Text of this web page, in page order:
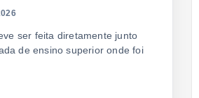
ser feita diretamente junto
de ensino superior onde foi